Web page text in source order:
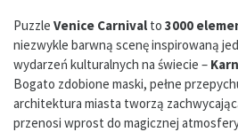
Puzzle Venice Carnival to 3000
niezwykle barwną scenę inspirowaną
wydarzeń kulturalnych na świecie –
Bogato zdobione maski, pełne
architektura miasta tworzą
przenosi wprost do magicznej